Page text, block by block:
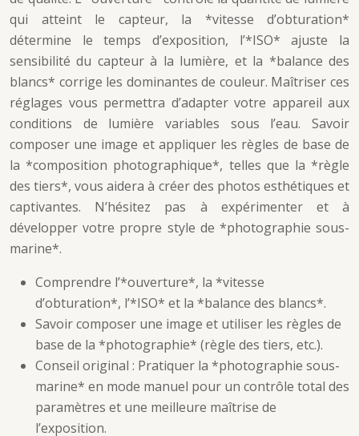
qui atteint le capteur, la *vitesse d’obturation*
détermine le temps d’exposition, l’*ISO* ajuste la
sensibilité du capteur à la lumière, et la *balance des
blancs* corrige les dominantes de couleur. Maîtriser ces
réglages vous permettra d’adapter votre appareil aux
conditions de lumière variables sous l’eau. Savoir
composer une image et appliquer les règles de base de
la *composition photographique*, telles que la *règle
des tiers*, vous aidera à créer des photos esthétiques et
captivantes. N’hésitez pas à expérimenter et à
développer votre propre style de *photographie sous-
marine*.
Comprendre l’*ouverture*, la *vitesse
d’obturation*, l’*ISO* et la *balance des blancs*.
Savoir composer une image et utiliser les règles de
base de la *photographie* (règle des tiers, etc.).
Conseil original : Pratiquer la *photographie sous-
marine* en mode manuel pour un contrôle total des
paramètres et une meilleure maîtrise de
l’exposition.